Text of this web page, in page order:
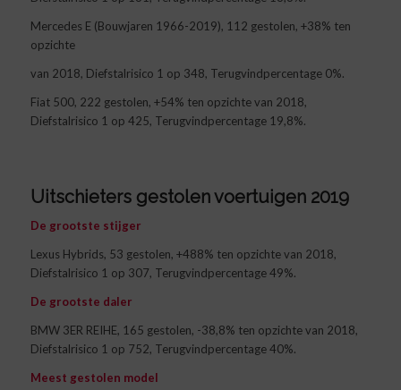
Mercedes E (Bouwjaren 1966-2019), 112 gestolen, +38% ten
opzichte
van 2018, Diefstalrisico 1 op 348, Terugvindpercentage 0%.
Fiat 500, 222 gestolen, +54% ten opzichte van 2018,
Diefstalrisico 1 op 425, Terugvindpercentage 19,8%.
Uitschieters gestolen voertuigen 2019
De grootste stijger
Lexus Hybrids, 53 gestolen, +488% ten opzichte van 2018,
Diefstalrisico 1 op 307, Terugvindpercentage 49%.
De grootste daler
BMW 3ER REIHE, 165 gestolen, -38,8% ten opzichte van 2018,
Diefstalrisico 1 op 752, Terugvindpercentage 40%.
Meest gestolen model